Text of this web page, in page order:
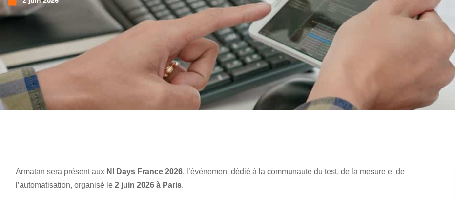
Armatan sera présent aux NI Days France 2026, l’événement dédié à la communauté du test, de la mesure et de
l’automatisation, organisé le 2 juin 2026 à Paris.